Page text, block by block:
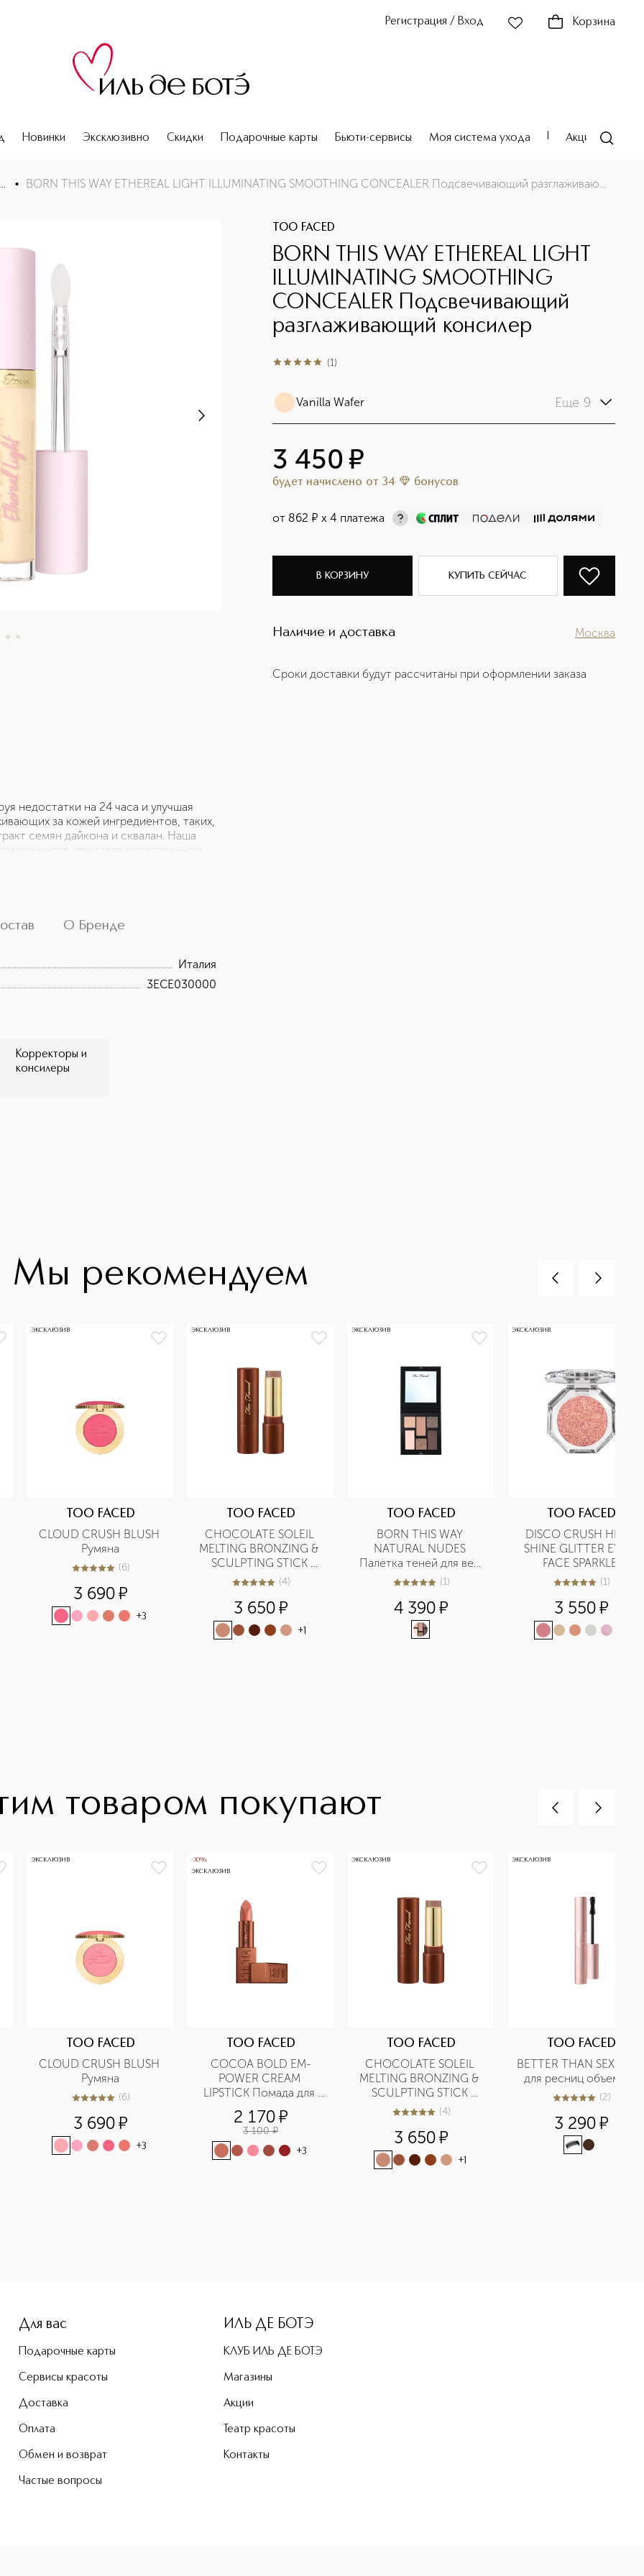
Регистрация / Вход Корзина
Новинки Эксклюзивно Скидки Подарочные карты Бьюти-сервисы Моя система ухода Акции
CONCEALER Подсвечивающий разглаживающий консилер
Корректоры и консилеры • BORN THIS WAY ETHEREAL LIGHT ILLUMINATING SMOOTHING CONCEALER Подсвечивающий разглаживающий консилер
TOO FACED
BORN THIS WAY ETHEREAL LIGHT
ILLUMINATING SMOOTHING
CONCEALER Подсвечивающий
разглаживающий консилер
5из 51 (1)
Vanilla Wafer Еще 9
3 450 ¤
будет начислено от 34 бонусов
от 862 ¤ х 4 платежа
В КОРЗИНУ КУПИТЬ СЕЙЧАС
Наличие и доставка Москва
Сроки доставки будут рассчитаны при оформлении заказа
недостатки на 24 часа и улучшая
за кожей ингредиентов, таких,
семян дайкона и сквалан. Наша
придавая естественное
уровень влаги в коже
менее заметными • Улучшает
увлажнение на весь день •
О Бренде
Италия
3ECE030000
Корректоры и
консилеры
Мы рекомендуем
ЭКСКЛЮЗИВ
TOO FACED
CLOUD CRUSH BLUSH
Румяна
5из 56 (6)
3 690¤
+3
ЭКСКЛЮЗИВ
TOO FACED
CHOCOLATE SOLEIL
MELTING BRONZING &
SCULPTING STICK
Бронзирующий и
стик для лица
5из 54 (4)
3 650¤
+1
ЭКСКЛЮЗИВ
TOO FACED
BORN THIS WAY
NATURAL NUDES
Палетка теней для век
Cold Smolder Nudes
5из 51 (1)
4 390¤
ЭКСКЛЮЗИВ
TOO FACED
DISCO CRUSH HIGH
SHINE GLITTER EYE +
FACE SPARKLE
Многофункциональный
глаз и лица
5из 51 (1)
3 550¤
товаром покупают
ЭКСКЛЮЗИВ
TOO FACED
CLOUD CRUSH BLUSH
Румяна
5из 56 (6)
3 690¤
+3
-30%
ЭКСКЛЮЗИВ
TOO FACED
COCOA BOLD EM-
POWER CREAM
LIPSTICK Помада для
губ
2 170¤
3 100 ¤
+3
ЭКСКЛЮЗИВ
TOO FACED
CHOCOLATE SOLEIL
MELTING BRONZING &
SCULPTING STICK
Бронзирующий и
стик для лица
5из 54 (4)
3 650¤
+1
ЭКСКЛЮЗИВ
TOO FACED
BETTER THAN SEX Тушь
для ресниц объемная
5из 52 (2)
3 290¤
Для вас
Подарочные карты
Сервисы красоты
Доставка
Оплата
Обмен и возврат
Частые вопросы
ИЛЬ ДЕ БОТЭ
КЛУБ ИЛЬ ДЕ БОТЭ
Магазины
Акции
Театр красоты
Контакты